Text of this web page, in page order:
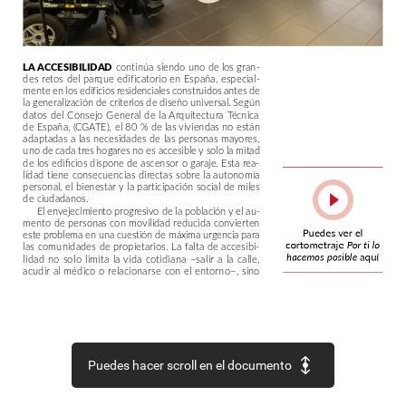
Puedes ver el
cortometraje Por ti lo
hacemos posible aquí
LAACCESIBILIDAD continúa siendo uno de los gran-
des retos del parque edificatorio en España, especial-
menteen losedificiosresidencialesconstruidosantesde
lageneralizaciónde criteriosdediseñouniversal. Según
datos del Consejo General de la Arquitectura Técnica
de España, (CGATE), el 80 % de lasviviendas no están
adaptadas a las necesidades de las personas mayores,
uno decadatreshogaresno es accesibleysolo la mitad
de losedificiosdispone de ascensor o garaje. Esta rea-
lidad tiene consecuencias directas sobre la autonomía
personal, el bienestar y la participación social de miles
de ciudadanos.
El envejecimiento progresivo de lapoblaciónyel au-
mento de personas con movilidad reducida convierten
esteproblema enunacuestión demáxima urgencia para
las comunidades de propietarios. La falta de accesibi-
lidad no solo limita la vida cotidiana –salir a la calle,
acudir al médico o relacionarse con el entorno–, sino
Puedes hacer scroll en el documento